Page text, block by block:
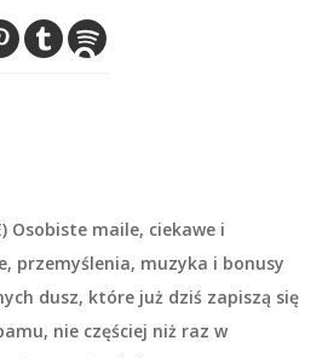
Osobiste maile, ciekawe i
przemyślenia, muzyka i bonusy
dusz, które już dziś zapiszą się
nie częściej niż raz w